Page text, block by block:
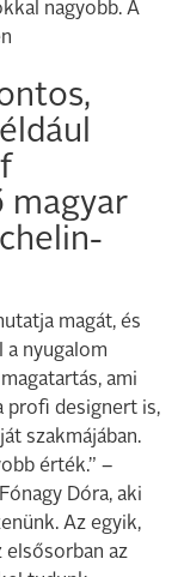
nagyobb. A
magyar
magát, és
a nyugalom
ami
profi designert is,
szakmájában.
érték.” –
Dóra, aki
Az egyik,
elsősorban az